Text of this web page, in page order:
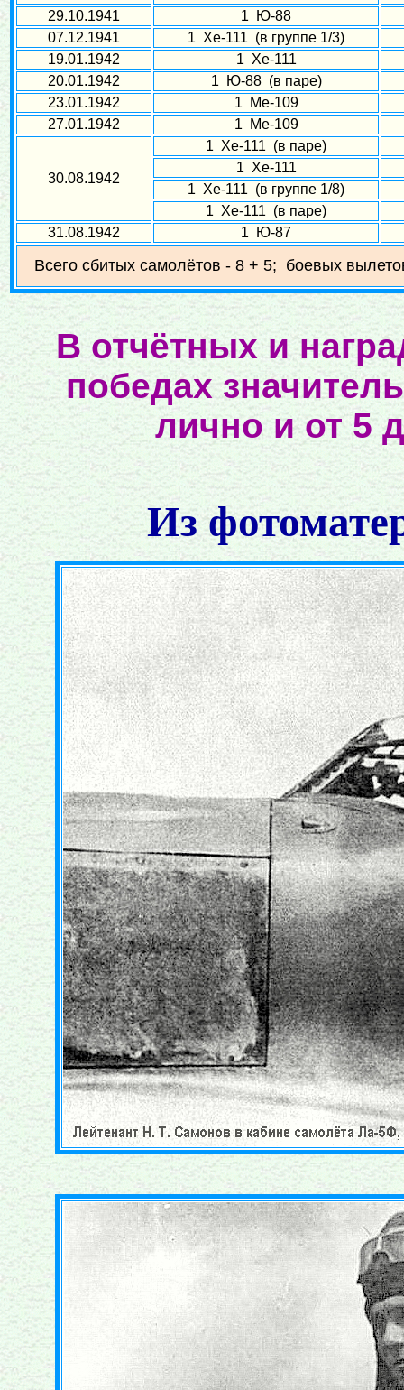
29.10.1941
1 Ю-88
07.12.1941
1 Хе-111 (в группе 1/3)
19.01.1942
1 Хе-111
20.01.1942
1 Ю-88 (в паре)
23.01.1942
1 Ме-109
27.01.1942
1 Ме-109
30.08.1942
1 Хе-111 (в паре)
1 Хе-111
1 Хе-111 (в группе 1/8)
1 Хе-111 (в паре)
31.08.1942
1 Ю-87
Всего сбитых самолётов - 8 + 5; боевых
В отчётных и
победах
лично и от 5
Из